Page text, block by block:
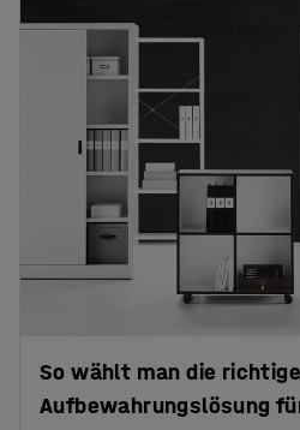
So wählt man die richtige
Aufbewahrungslösung